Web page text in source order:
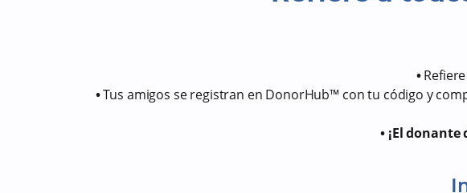
•
•Tus amigos se registran en DonorHub™ con tu código y
• ¡El